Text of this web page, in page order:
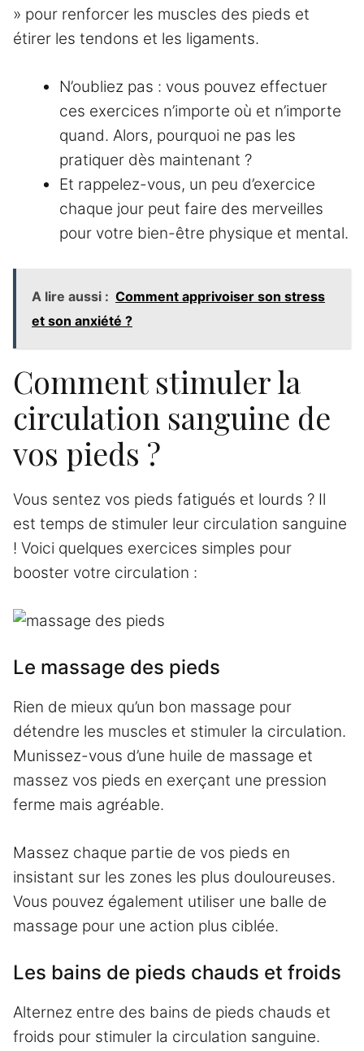
» pour renforcer les muscles des pieds et
étirer les tendons et les ligaments.
N’oubliez pas : vous pouvez effectuer
ces exercices n’importe où et n’importe
quand. Alors, pourquoi ne pas les
pratiquer dès maintenant ?
Et rappelez-vous, un peu d’exercice
chaque jour peut faire des merveilles
pour votre bien-être physique et mental.
A lire aussi : Comment apprivoiser son stress
et son anxiété ?
Comment stimuler la
circulation sanguine de
vos pieds ?
Vous sentez vos pieds fatigués et lourds ? Il
est temps de stimuler leur circulation sanguine
! Voici quelques exercices simples pour
booster votre circulation :
Le massage des pieds
Rien de mieux qu’un bon massage pour
détendre les muscles et stimuler la circulation.
Munissez-vous d’une huile de massage et
massez vos pieds en exerçant une pression
ferme mais agréable.
Massez chaque partie de vos pieds en
insistant sur les zones les plus douloureuses.
Vous pouvez également utiliser une balle de
massage pour une action plus ciblée.
Les bains de pieds chauds et froids
Alternez entre des bains de pieds chauds et
froids pour stimuler la circulation sanguine.